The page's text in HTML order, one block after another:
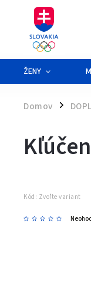
ŽENY
Domov /
Kód: Zvoľte variant